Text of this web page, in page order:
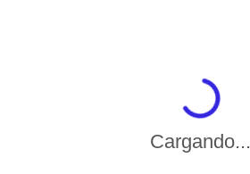
Cargando...